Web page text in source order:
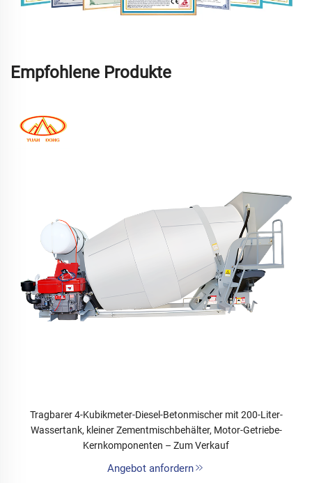
Empfohlene Produkte
Tragbarer 4-Kubikmeter-Diesel-Betonmischer mit 200-Liter-
Wassertank, kleiner Zementmischbehälter, Motor-Getriebe-
Kernkomponenten – Zum Verkauf
Angebot anfordern